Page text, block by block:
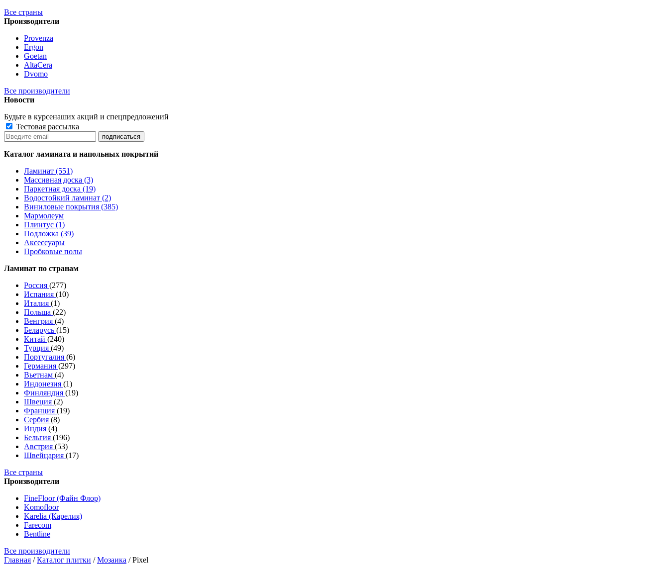
Все страны
Производители
Provenza
Ergon
Goetan
AltaСera
Dvomo
Все производители
Новости
Будьте в курсенаших акций и спецпредложений
Тестовая рассылка
Каталог ламината и напольных покрытий
Ламинат (551)
Массивная доска (3)
Паркетная доска (19)
Водостойкий ламинат (2)
Виниловые покрытия (385)
Мармолеум
Плинтус (1)
Подложка (39)
Аксессуары
Пробковые полы
Ламинат по странам
Россия (277)
Испания (10)
Италия (1)
Польша (22)
Венгрия (4)
Беларусь (15)
Китай (240)
Турция (49)
Португалия (6)
Германия (297)
Вьетнам (4)
Индонезия (1)
Финляндия (19)
Швеция (2)
Франция (19)
Сербия (8)
Индия (4)
Бельгия (196)
Австрия (53)
Швейцария (17)
Все страны
Производители
FineFloor (Файн Флор)
Komofloor
Karelia (Карелия)
Farecom
Bentline
Все производители
Главная /Каталог плитки /Мозаика /Pixel